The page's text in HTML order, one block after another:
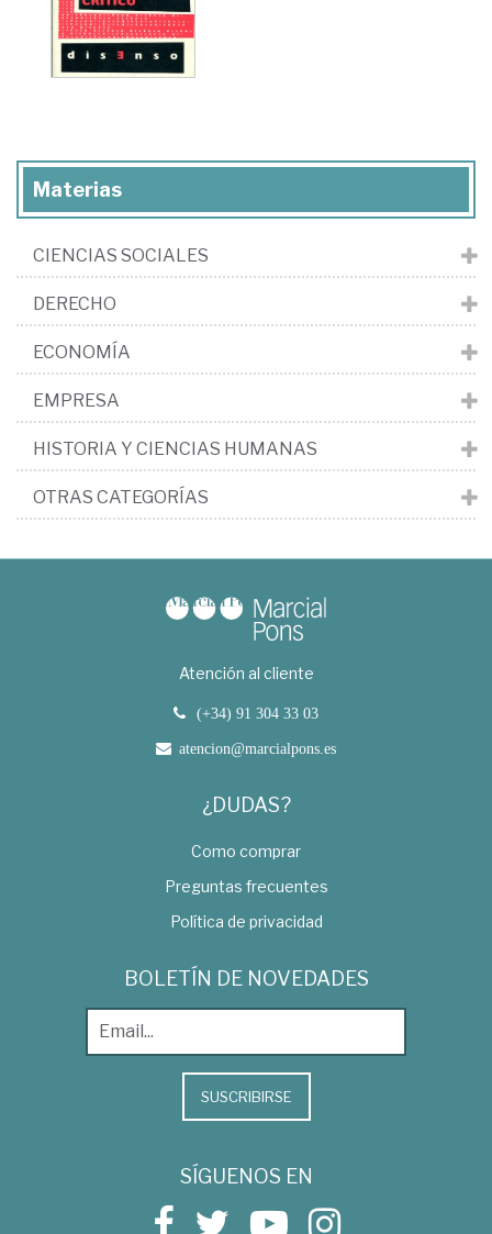
Materias
CIENCIAS SOCIALES
DERECHO
ECONOMÍA
EMPRESA
HISTORIA Y CIENCIAS HUMANAS
OTRAS CATEGORÍAS
Atención al cliente
(+34) 91 304 33 03
atencion@marcialpons.es
¿DUDAS?
Como comprar
Preguntas frecuentes
Política de privacidad
BOLETÍN DE NOVEDADES
SUSCRIBIRSE
SÍGUENOS EN